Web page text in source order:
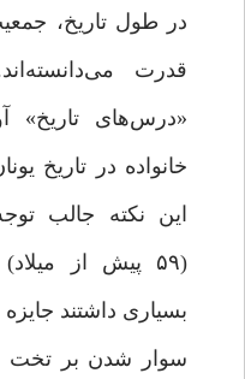
در طول تاریخ،
قدرت
«درس‌های تاریخ»
خانواده در تاریخ
این نکته جالب
(۵۹ پیش از
بسیاری داشتند
سوار شدن بر تخت